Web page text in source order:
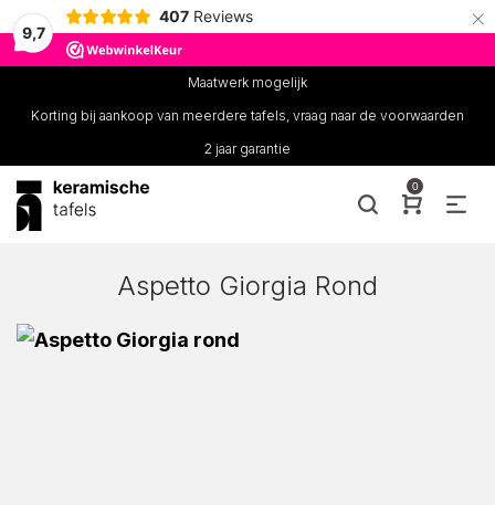
9,7
407 Reviews ×
Maatwerk mogelijk
Korting bij aankoop van meerdere tafels, vraag naar de voorwaarden
2 jaar garantie
0
Aspetto Giorgia Rond